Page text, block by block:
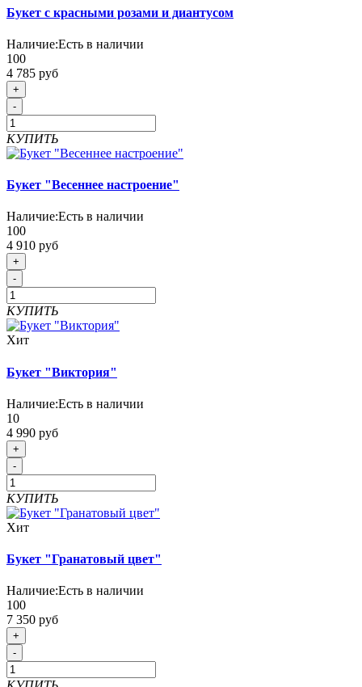
Букет с красными розами и диантусом
Наличие:Есть в наличии
100
4 785 руб
+
-
КУПИТЬ
Букет "Весеннее настроение"
Наличие:Есть в наличии
100
4 910 руб
+
-
КУПИТЬ
Хит
Букет "Виктория"
Наличие:Есть в наличии
10
4 990 руб
+
-
КУПИТЬ
Хит
Букет "Гранатовый цвет"
Наличие:Есть в наличии
100
7 350 руб
+
-